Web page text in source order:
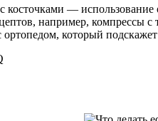
—
например, компрессы
ортопедом, который